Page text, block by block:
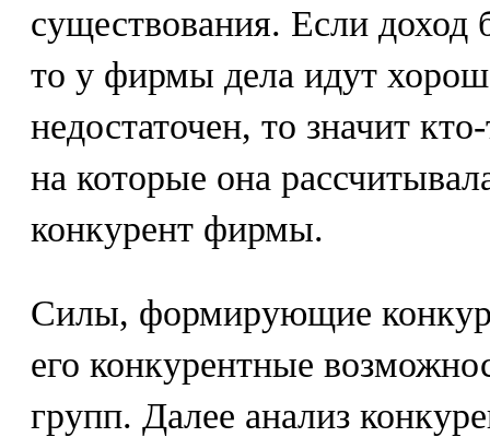
существования. Если
то у фирмы дела идут
недостаточен, то значит
на которые она
конкурент фирмы.
Силы, формирующие
его конкурентные
групп. Далее анализ